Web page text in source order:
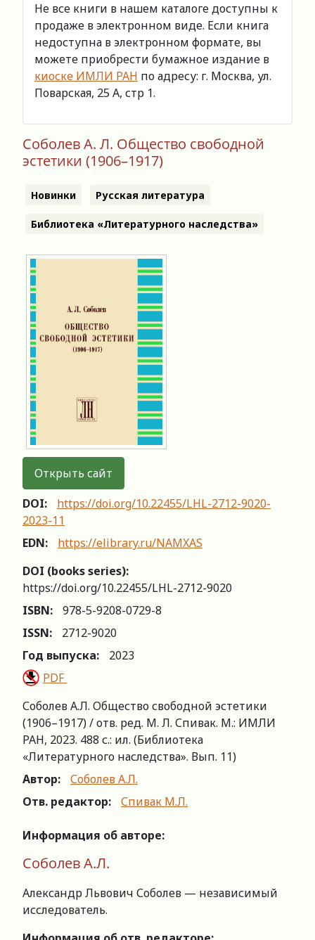
Не все книги в нашем каталоге доступны к
продаже в электронном виде. Если книга
недоступна в электронном формате, вы
можете приобрести бумажное издание в
киоске ИМЛИ РАН по адресу: г. Москва, ул.
Поварская, 25 А, стр 1.
Соболев А. Л. Общество свободной
эстетики (1906–1917)
Новинки Русская литература
Библиотека «Литературного наследства»
Открыть сайт
DOI:
https://doi.org/10.22455/LHL-2712-9020-
2023-11
EDN:
https://elibrary.ru/NAMXAS
DOI (books series):
https://doi.org/10.22455/LHL-2712-9020
ISBN:
978-5-9208-0729-8
ISSN:
2712-9020
Год выпуска:
2023
PDF
Соболев А.Л. Общество свободной эстетики
(1906–1917) / отв. ред. М. Л. Спивак. М.: ИМЛИ
РАН, 2023. 488 с.: ил. (Библиотека
«Литературного наследства». Вып. 11)
Автор:
Соболев А.Л.
Отв. редактор:
Спивак М.Л.
Информация об авторе:
Соболев А.Л.
Александр Львович Соболев — независимый
исследователь.